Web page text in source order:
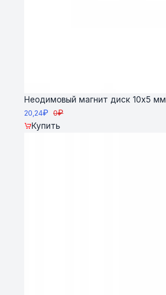
Неодимовый магнит диск 10х5 мм
20,24₽ 0₽
Купить